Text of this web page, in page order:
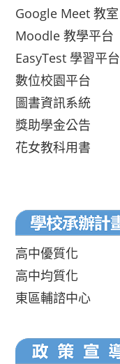
Google Meet 教室
Moodle 教學平台
EasyTest 學習平台
數位校園平台
圖書資訊系統
獎助學金公告
花女教科用書
高中優質化
高中均質化
東區輔諮中心